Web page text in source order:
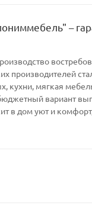
–
производителей
кухни, мягкая
вариант
в дом уют и